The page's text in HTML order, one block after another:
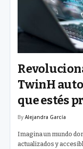
TwinH
que estés
By Alejandra García
Imagina un mundo
actualizados y